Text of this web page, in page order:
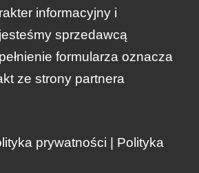
informacyjny i
sprzedawcą
formularza oznacza
ze strony partnera
prywatności | Polityka
zł310.00 Pierwotna
cena
zł155.00AktualnaZamów teraz